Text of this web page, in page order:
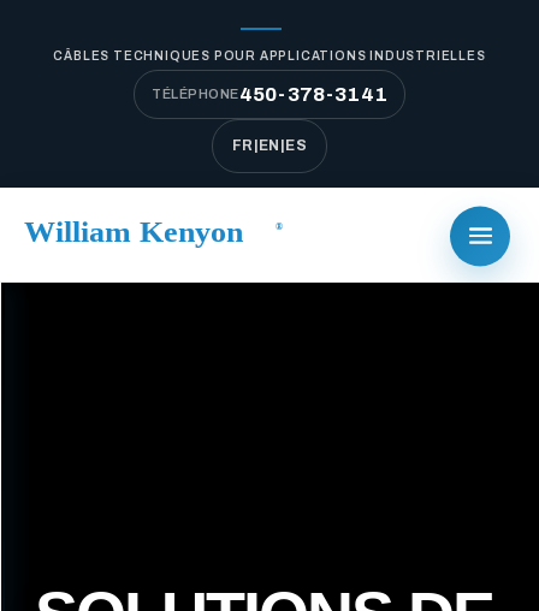
CÂBLES TECHNIQUES POUR APPLICATIONS INDUSTRIELLES
TÉLÉPHONE450-378-3141
FR EN ES